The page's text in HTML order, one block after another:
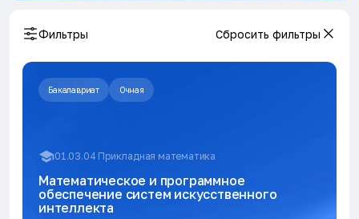
Фильтры Сбросить фильтры
Бакалавриат Очная
01.03.04 Прикладная математика
Математическое и программное
обеспечение систем искусственного
интеллекта